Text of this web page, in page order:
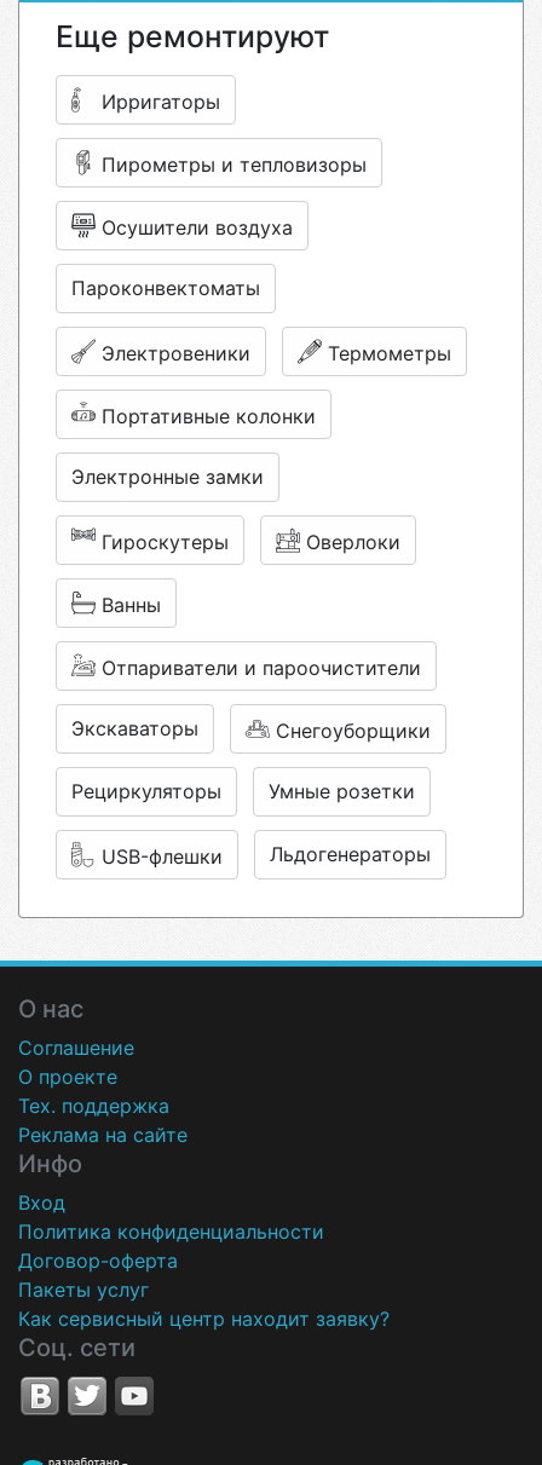
Еще ремонтируют
Ирригаторы
Пирометры и тепловизоры
Осушители воздуха
Пароконвектоматы
Электровеники Термометры
Портативные колонки
Электронные замки
Гироскутеры Оверлоки
Ванны
Отпариватели и пароочистители
Экскаваторы Снегоуборщики
Рециркуляторы Умные розетки
USB-флешки Льдогенераторы
О нас
Соглашение
О проекте
Тех. поддержка
Реклама на сайте
Инфо
Вход
Политика конфиденциальности
Договор-оферта
Пакеты услуг
Как сервисный центр находит заявку?
Соц. сети